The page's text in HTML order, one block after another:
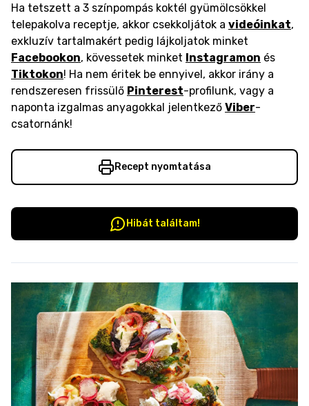
Ha tetszett a 3 színpompás koktél gyümölcsökkel
telepakolva receptje, akkor csekkoljátok a videóinkat,
exkluzív tartalmakért pedig lájkoljatok minket
Facebookon, kövessetek minket Instagramon és
Tiktokon! Ha nem éritek be ennyivel, akkor irány a
rendszeresen frissülő Pinterest-profilunk, vagy a
naponta izgalmas anyagokkal jelentkező Viber-
csatornánk!
Recept nyomtatása
Hibát találtam!